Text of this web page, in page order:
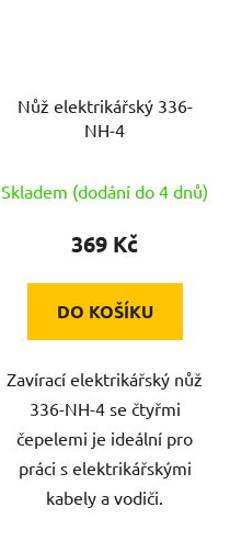
Nůž elektrikářský 336-
NH-4
Skladem (dodání do 4 dnů)
369 Kč
DO KOŠÍKU
Zavírací elektrikářský nůž
336-NH-4 se čtyřmi
čepelemi je ideální pro
práci s elektrikářskými
kabely a vodiči.